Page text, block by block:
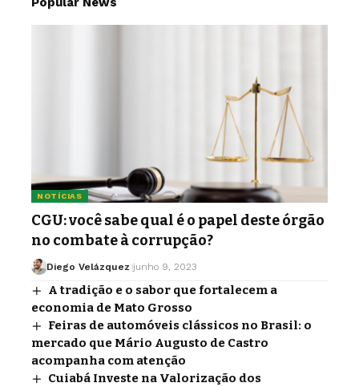
NOTÍCIAS
CGU: você sabe qual é o papel deste órgão
no combate à corrupção?
Diego Velázquez junho 9, 2023
A tradição e o sabor que fortalecem a
economia de Mato Grosso
Feiras de automóveis clássicos no Brasil: o
mercado que Mário Augusto de Castro
acompanha com atenção
Cuiabá Investe na Valorização dos